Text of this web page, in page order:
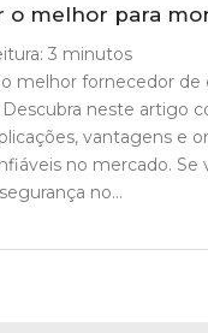
o melhor para
3 minutos
melhor fornecedor de
neste artigo
vantagens e
no mercado. Se
no...